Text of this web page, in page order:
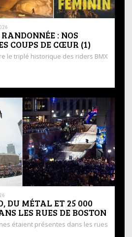
: NOS
COUPS DE CŒUR (1)
le triplé historique des riders BMX
DU MÉTAL ET 25 000
LES RUES DE BOSTON
étaient présentes dans les rues